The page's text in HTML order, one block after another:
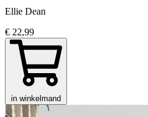
Ellie Dean
€ 22,99
in winkelmand